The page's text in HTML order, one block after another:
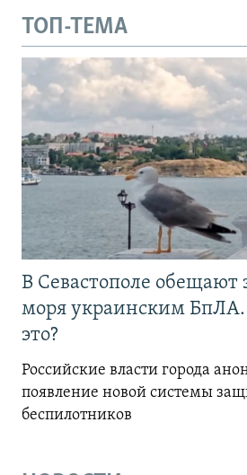
ТОП-ТЕМА
В Севастополе обещают
моря украинским БпЛА.
это?
Российские власти города
появление новой системы
беспилотников